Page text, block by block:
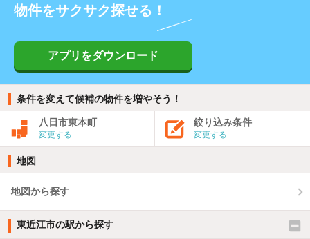
物件をサクサク探せる！
アプリをダウンロード
条件を変えて候補の物件を増やそう！
八日市東本町
変更する
絞り込み条件
変更する
地図
地図から探す
東近江市の駅から探す